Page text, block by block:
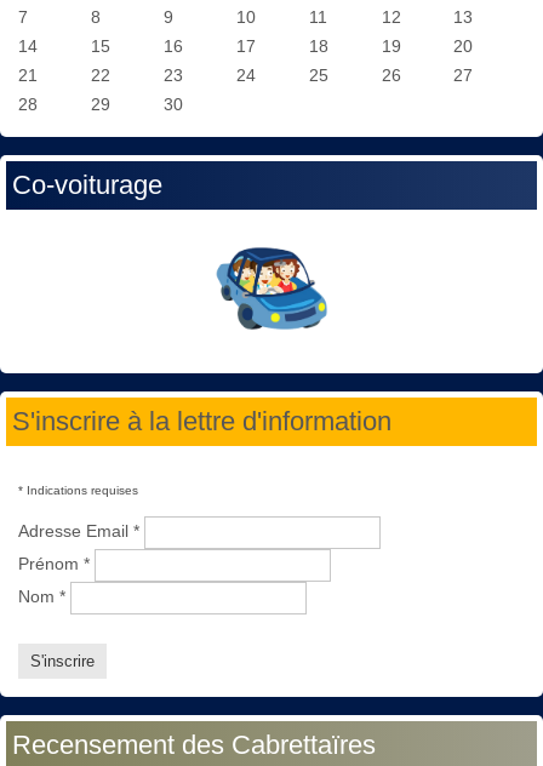
7
8 9 10 11 12
13
14
15 16 17 18 19
20
21
22 23 24 25 26
27
28
29 30
Co-voiturage
S'inscrire à la lettre d'information
* Indications requises
Adresse Email *
Prénom *
Nom *
Recensement des Cabrettaïres